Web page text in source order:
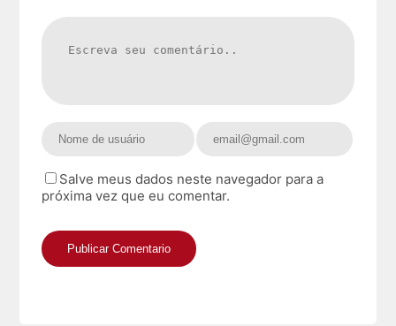
Salve meus dados neste navegador para a
próxima vez que eu comentar.